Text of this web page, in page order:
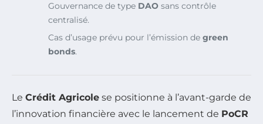
Gouvernance de type DAO sans contrôle
centralisé.
Cas d’usage prévu pour l’émission de green
bonds.
Le Crédit Agricole se positionne à l’avant-garde de
l’innovation financière avec le lancement de PoCR